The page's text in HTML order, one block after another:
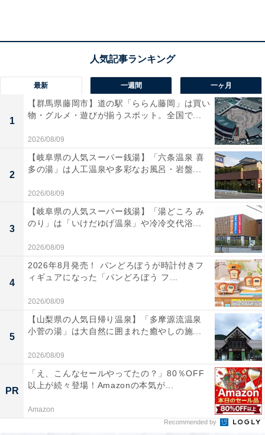
所在地：山形県天童市鎌田本町1-1-30
交通手段：JR天童駅より徒歩約15分、お車で約5分（無
料送迎あり：要予約）／山形空港からお車で約15分
大人1名（参考価格）：公式Webサイトをご確認くださ
※料金は公式Webサイト参考価格
※プラン・部屋により価格は変動します
チェックイン・チェックアウト
チェックイン：15:00
チェックアウト：10:00
※プランにより時間が異なる可能性があります
【山形県の人気ホテル】「天童温泉 ほほえみ
の宿 滝の湯」が選ばれる理由
最新 一週間 一ヶ月
1
【群馬県藤岡市】道の駅「ららん藤岡」は買い
物・グルメ・遊びが揃うスポット。全国で...
2026/08/09
2
【岐阜県の人気スーパー銭湯】「六条温泉 喜
多の湯」は人工温泉や多彩なお風呂・岩盤...
2026/08/09
3
【岐阜県の人気スーパー銭湯】「湯どころ み
のり」は「いけだゆげ温泉」や冷冷交代浴...
2026/08/09
4
2026年8月発売！ パンどろぼうが時計付きフ
ィギュアになった「パンどろぼう フ...
2026/08/09
5
【山梨県の人気日帰り温泉】「多摩源流温泉
小菅の湯」は大自然に囲まれた癒やしの施...
2026/08/09
PR
「え、こんなセールやってたの？」80％OFF
以上が続々登場！Amazonの本気が...
Amazon
Recommended by